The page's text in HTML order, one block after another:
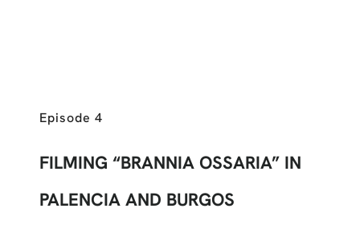
Episode 4
FILMING “BRANNIA OSSARIA” IN
PALENCIA AND BURGOS